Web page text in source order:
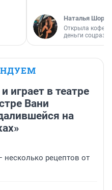
Наталья
Открыла
деньги
играет в театре
Вани
на
несколько рецептов от